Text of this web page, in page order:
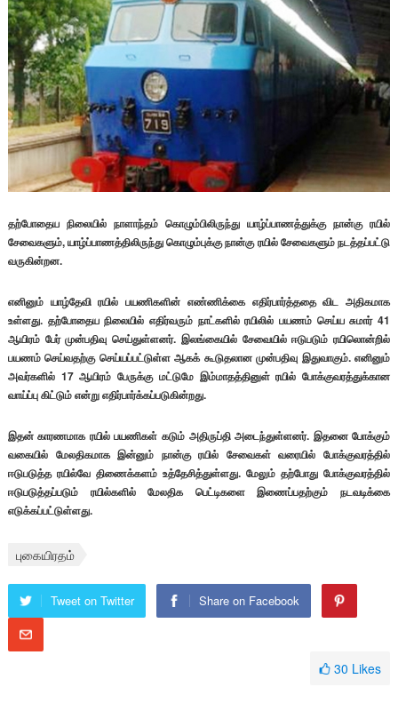
தற்போதைய நிலையில் நாளாந்தம் கொழும்பிலிருந்து யாழ்ப்பாணத்துக்கு நான்கு ரயில்
சேவைகளும், யாழ்ப்பாணத்திலிருந்து கொழும்புக்கு நான்கு ரயில் சேவைகளும் நடத்தப்பட்டு
வருகின்றன.
எனினும் யாழ்தேவி ரயில் பயணிகளின் எண்ணிக்கை எதிர்பார்த்ததை விட அதிகமாக
உள்ளது. தற்போதைய நிலையில் எதிர்வரும் நாட்களில் ரயிலில் பயணம் செய்ய சுமார் 41
ஆயிரம் பேர் முன்பதிவு செய்துள்ளனர். இலங்கையில் சேவையில் ஈடுபடும் ரயிலொன்றில்
பயணம் செய்வதற்கு செய்யப்பட்டுள்ள ஆகக் கூடுதலான முன்பதிவு இதுவாகும். எனினும்
அவர்களில் 17 ஆயிரம் பேருக்கு மட்டுமே இம்மாதத்தினுள் ரயில் போக்குவரத்துக்கான
வாய்ப்பு கிட்டும் என்று எதிர்பார்க்கப்படுகின்றது.
இதன் காரணமாக ரயில் பயணிகள் கடும் அதிருப்தி அடைந்துள்ளனர். இதனை போக்கும்
வகையில் மேலதிகமாக இன்னும் நான்கு ரயில் சேவைகள் வரையில் போக்குவரத்தில்
ஈடுபடுத்த ரயில்வே திணைக்களம் உத்தேசித்துள்ளது. மேலும் தற்போது போக்குவரத்தில்
ஈடுபடுத்தப்படும் ரயில்களில் மேலதிக பெட்டிகளை இணைப்பதற்கும் நடவடிக்கை
எடுக்கப்பட்டுள்ளது.
புகையிரதம்
Tweet on Twitter Share on Facebook
30 Likes